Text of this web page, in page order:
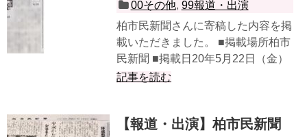
00その他, 99報道・出演
柏市民新聞さんに寄稿した内容を掲
載いただきました。 ■掲載場所柏市
民新聞 ■掲載日20年5月22日（金）
記事を読む
【報道・出演】柏市民新聞